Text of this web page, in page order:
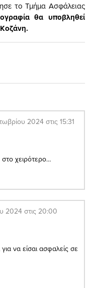
το Τμήμα Ασφάλειας
θα υποβληθεί
Κοζάνη.
2024 στις 15:31
χειρότερο…
2024 στις 20:00
να είσαι ασφαλείς σε